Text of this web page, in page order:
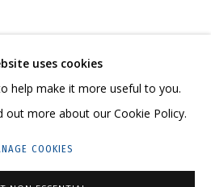
uses cookies
help make it more useful to you.
out more about our Cookie Policy.
COOKIES